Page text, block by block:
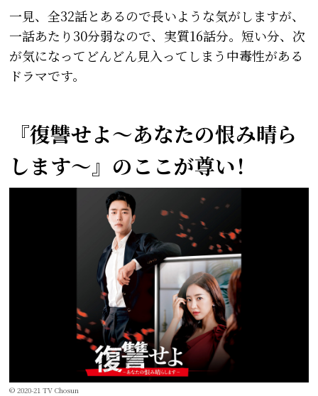
一見、全32話とあるので長いような気がしますが、
一話あたり30分弱なので、実質16話分。短い分、次
が気になってどんどん見入ってしまう中毒性がある
ドラマです。
『復讐せよ～あなたの恨み晴ら
します～』 のここが尊い！
© 2020-21 TV Chosun